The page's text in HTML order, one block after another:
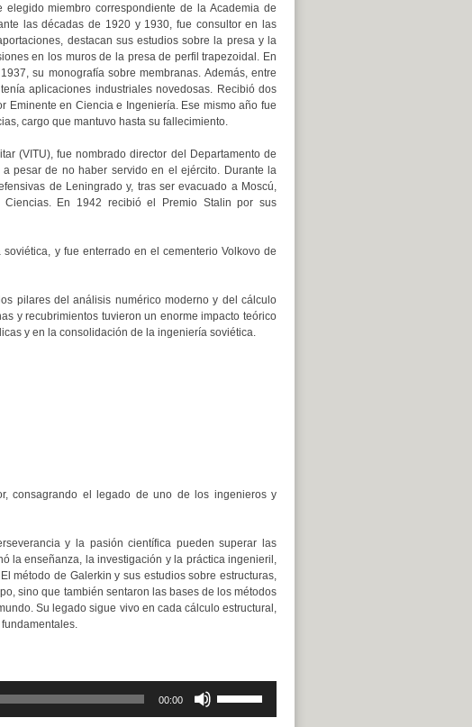
miembro correspondiente de la Academia de
las décadas de 1920 y 1930, fue consultor en las
destacan sus estudios sobre la presa y la
en los muros de la presa de perfil trapezoidal. En
su monografía sobre membranas. Además, entre
aplicaciones industriales novedosas. Recibió dos
Eminente en Ciencia e Ingeniería. Ese mismo año fue
cargo que mantuvo hasta su fallecimiento.
(VITU), fue nombrado director del Departamento de
pesar de no haber servido en el ejército. Durante la
de Leningrado y, tras ser evacuado a Moscú,
En 1942 recibió el Premio Stalin por sus
y fue enterrado en el cementerio Volkovo de
pilares del análisis numérico moderno y del cálculo
y recubrimientos tuvieron un enorme impacto teórico
y en la consolidación de la ingeniería soviética.
consagrando el legado de uno de los ingenieros y
y la pasión científica pueden superar las
la enseñanza, la investigación y la práctica ingenieril,
método de Galerkin y sus estudios sobre estructuras,
sino que también sentaron las bases de los métodos
Su legado sigue vivo en cada cálculo estructural,
00:00
las
teclas